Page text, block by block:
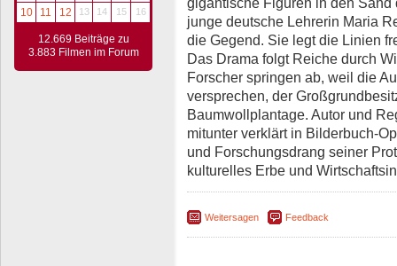
10
11 12 13 14 15 16
12.669 Beiträge zu
3.883 Filmen im Forum
junge deutsche Lehrerin Maria
die Gegend. Sie legt die Linien
Das Drama folgt Reiche durch
Forscher springen ab, weil die
versprechen, der
Baumwollplantage. Autor und
mitunter verklärt in Bilderbuch-
und Forschungsdrang seiner
kulturelles Erbe und
Weitersagen Feedback